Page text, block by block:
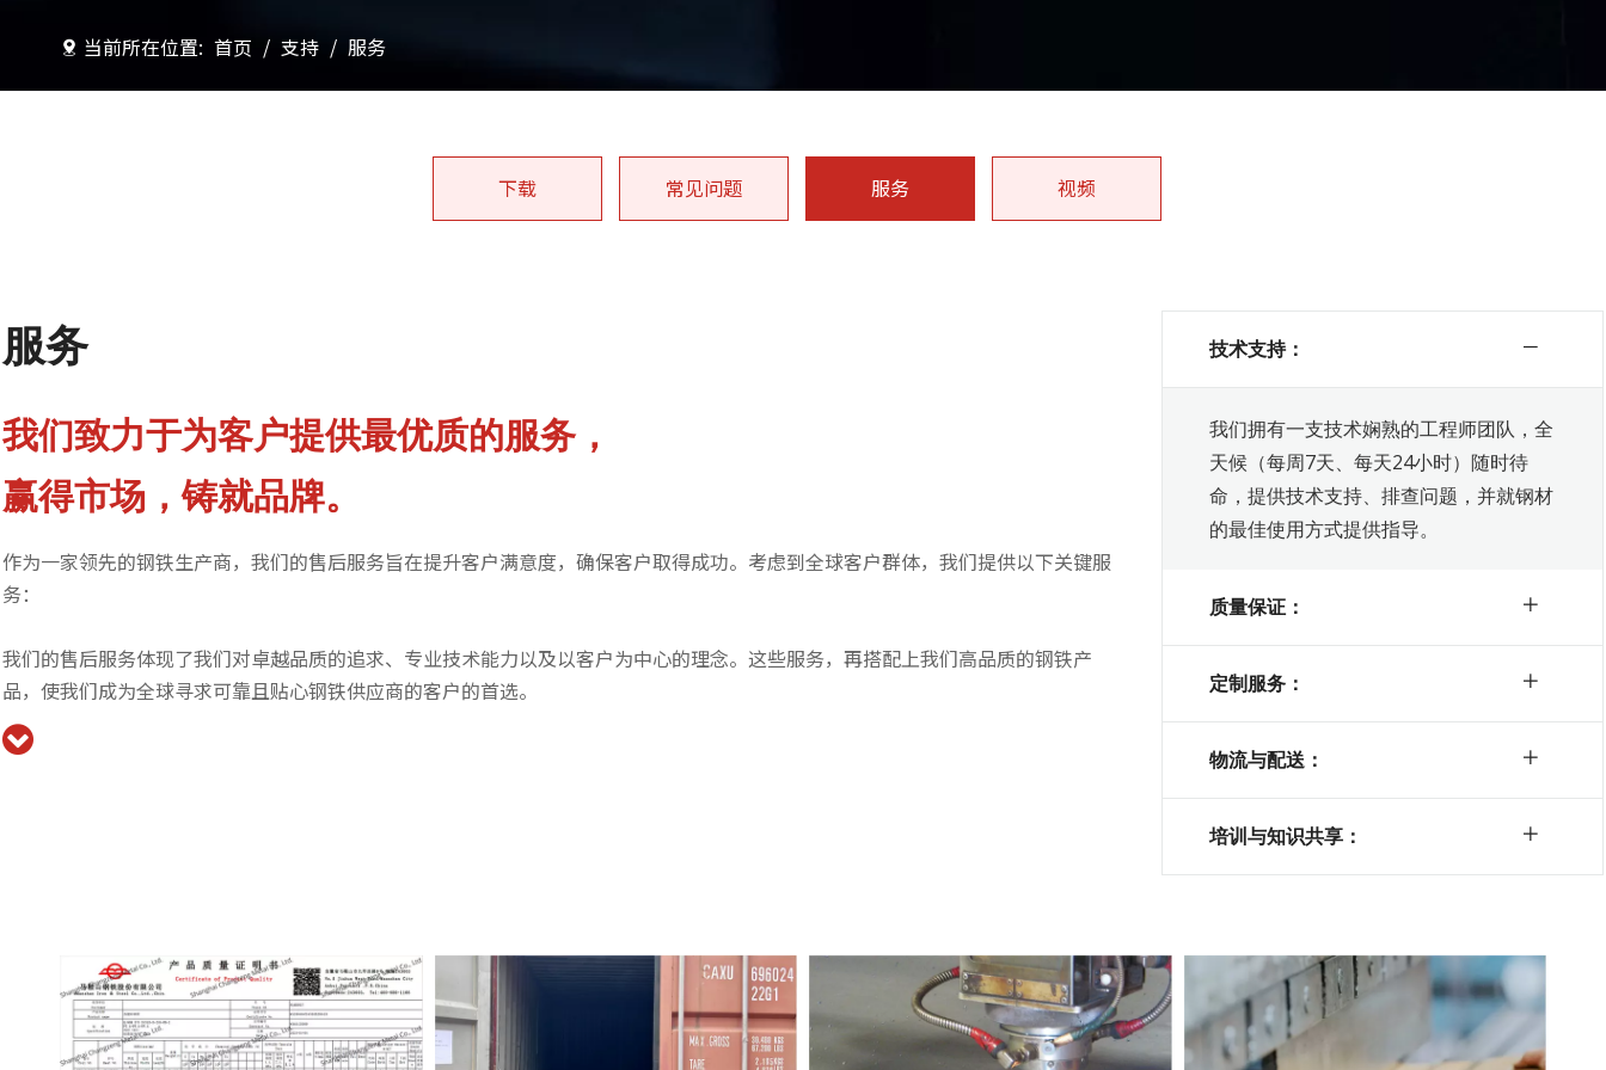
当前所在位置: 首页 / 支持 / 服务
下载 常见问题 服务 视频
服务
我们致力于为客户提供最优质的服务，
赢得市场，铸就品牌。
作为一家领先的钢铁生产商，我们的售后服务旨在提升客户满意度，确保客户取得成功。考虑到全球客户群体，我们提供以下关键服
务：
我们的售后服务体现了我们对卓越品质的追求、专业技术能力以及以客户为中心的理念。这些服务，再搭配上我们高品质的钢铁产
品，使我们成为全球寻求可靠且贴心钢铁供应商的客户的首选。

技术支持：
我们拥有一支技术娴熟的工程师团队，全
天候（每周7天、每天24小时）随时待
命，提供技术支持、排查问题，并就钢材
的最佳使用方式提供指导。
质量保证：
定制服务：
物流与配送：
培训与知识共享：